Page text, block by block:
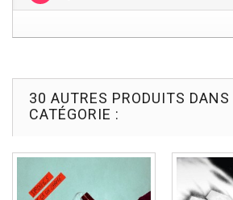
30 AUTRES PRODUITS
CATÉGORIE :